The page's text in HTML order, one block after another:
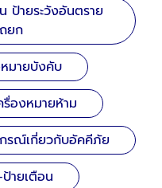
ป้ายระวังอันตราย
ยก
มายบังคับ
รื่องหมายห้าม
รณ์เกี่ยวกับอัคคีภัย
ายเตือน